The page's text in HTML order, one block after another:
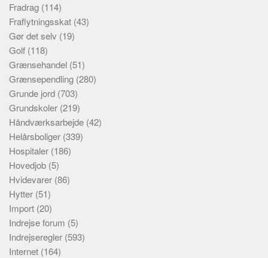
Fradrag (114)
Fraflytningsskat (43)
Gør det selv (19)
Golf (118)
Grænsehandel (51)
Grænsependling (280)
Grunde jord (703)
Grundskoler (219)
Håndværksarbejde (42)
Helårsboliger (339)
Hospitaler (186)
Hovedjob (5)
Hvidevarer (86)
Hytter (51)
Import (20)
Indrejse forum (5)
Indrejseregler (593)
Internet (164)